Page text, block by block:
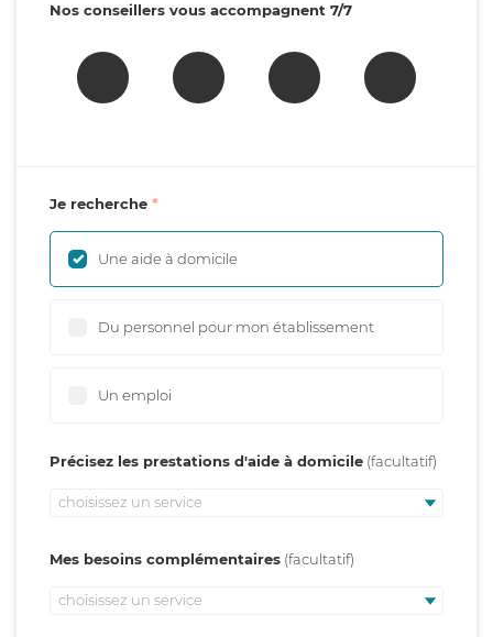
Nos conseillers vous accompagnent 7/7
Je recherche
Une aide à domicile
Du personnel pour mon établissement
Un emploi
Précisez les prestations d'aide à domicile
choisissez un service
Mes besoins complémentaires
choisissez un service